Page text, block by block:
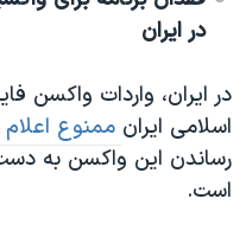
در ایران
در ایران، واردات واکسن
اسلامی ایران ممنوع
رساندن این واکسن به
است.